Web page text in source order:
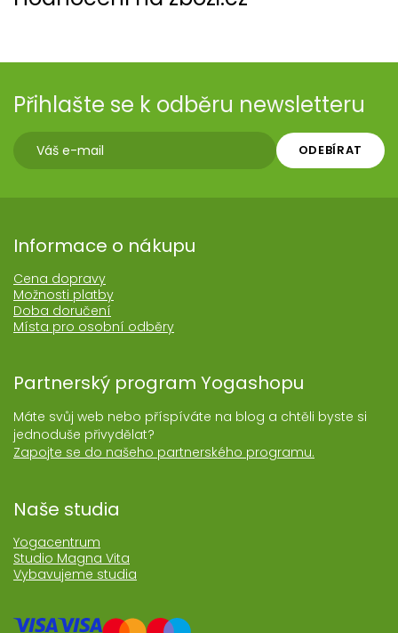
Přihlašte se k odběru newsletteru
ODEBÍRAT
Informace o nákupu
Cena dopravy
Možnosti platby
Doba doručení
Místa pro osobní odběry
Partnerský program Yogashopu
Máte svůj web nebo příspíváte na blog a chtěli byste si
jednoduše přivydělat?
Zapojte se do našeho partnerského programu.
Naše studia
Yogacentrum
Studio Magna Vita
Vybavujeme studia